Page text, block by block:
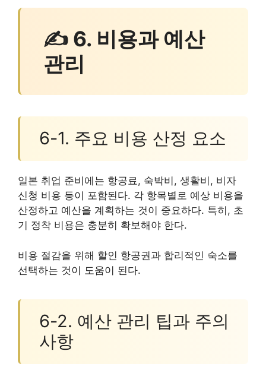
✍ 6. 비용과 예산
관리
6-1. 주요 비용 산정 요소
일본 취업 준비에는 항공료, 숙박비, 생활비, 비자
신청 비용 등이 포함된다. 각 항목별로 예상 비용을
산정하고 예산을 계획하는 것이 중요하다. 특히, 초
기 정착 비용은 충분히 확보해야 한다.
비용 절감을 위해 할인 항공권과 합리적인 숙소를
선택하는 것이 도움이 된다.
6-2. 예산 관리 팁과 주의
사항